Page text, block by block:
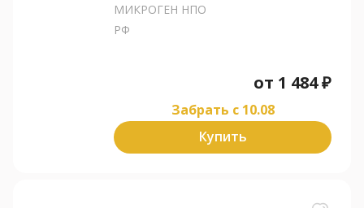
МИКРОГЕН НПО
РФ
от 1 484₽
Забрать c 10.08
Купить